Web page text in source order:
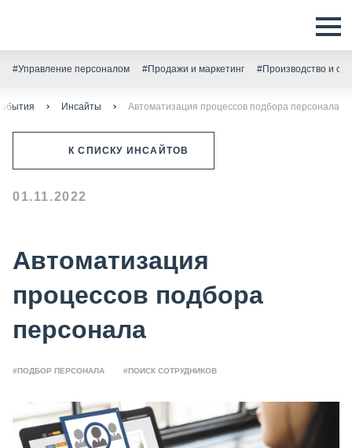
#Управление персоналом #Продажи и маркетинг #Производство и
Инсайты Автоматизация процессов подбора персонала
К СПИСКУ ИНСАЙТОВ
01.11.2022
Автоматизация
процессов подбора
персонала
#ПОДБОР ПЕРСОНАЛА #ПОИСК СОТРУДНИКОВ